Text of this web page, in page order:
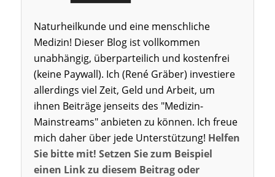
Naturheilkunde und eine menschliche
Medizin! Dieser Blog ist vollkommen
unabhängig, überparteilich und kostenfrei
(keine Paywall). Ich (René Gräber) investiere
allerdings viel Zeit, Geld und Arbeit, um
ihnen Beiträge jenseits des "Medizin-
Mainstreams" anbieten zu können. Ich freue
mich daher über jede Unterstützung! Helfen
Sie bitte mit! Setzen Sie zum Beispiel
einen Link zu diesem Beitrag oder